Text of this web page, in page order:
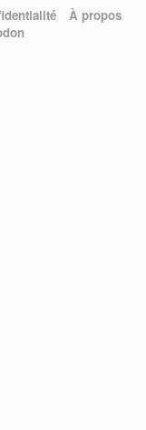
À propos